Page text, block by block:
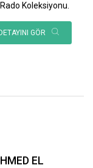
Koleksiyonu.
GÖR
EL